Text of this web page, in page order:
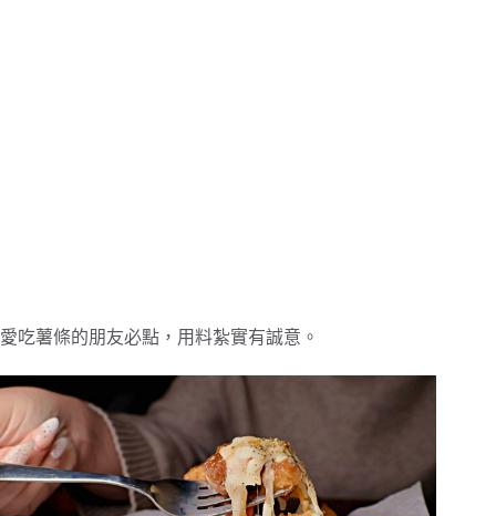
愛吃薯條的朋友必點，用料紮實有誠意。